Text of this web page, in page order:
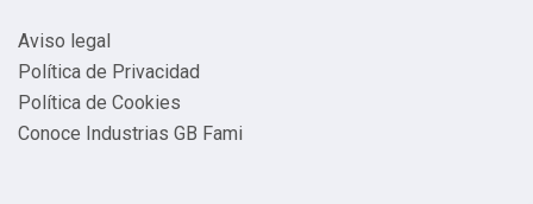
Aviso legal
Política de Privacidad
Política de Cookies
Conoce Industrias GB Fami